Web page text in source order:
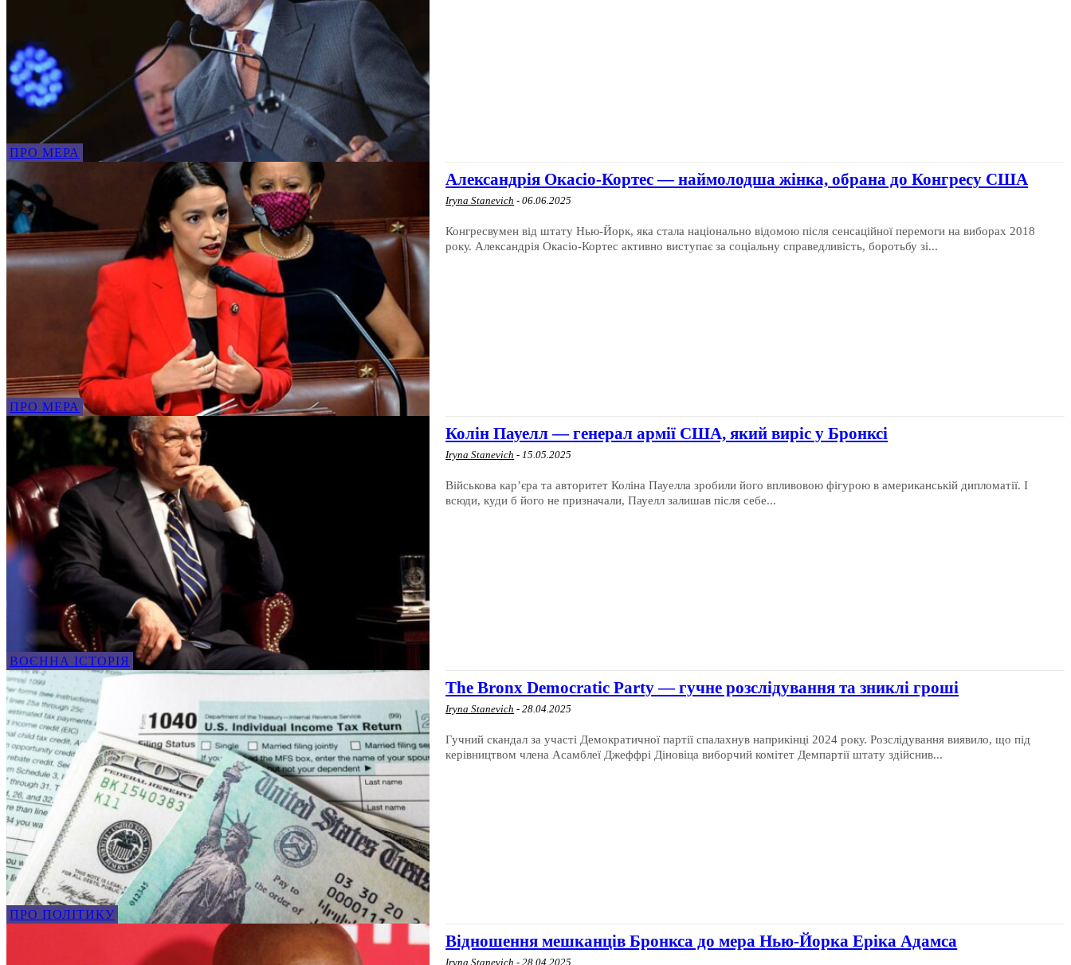
ПРО МЕРА
ПРО МЕРА
Александрія Окасіо-Кортес — наймолодша жінка, обрана до Конгресу США
Iryna Stanevich - 06.06.2025
Конгресвумен від штату Нью-Йорк, яка стала національно відомою після сенсаційної перемоги на виборах 2018
року. Александрія Окасіо-Кортес активно виступає за соціальну справедливість, боротьбу зі...
ВОЄННА ІСТОРІЯ
Колін Пауелл — генерал армії США, який виріс у Бронксі
Iryna Stanevich - 15.05.2025
Військова кар’єра та авторитет Коліна Пауелла зробили його впливовою фігурою в американській дипломатії. І
всюди, куди б його не призначали, Пауелл залишав після себе...
ПРО ПОЛІТИКУ
The Bronx Democratic Party — гучне розслідування та зниклі гроші
Iryna Stanevich - 28.04.2025
Гучний скандал за участі Демократичної партії спалахнув наприкінці 2024 року. Розслідування виявило, що під
керівництвом члена Асамблеї Джеффрі Діновіца виборчий комітет Демпартії штату здійснив...
Відношення мешканців Бронкса до мера Нью-Йорка Еріка Адамса
Iryna Stanevich - 28.04.2025